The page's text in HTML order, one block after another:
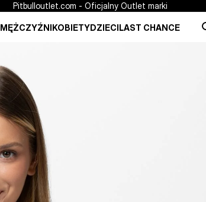
Pitbulloutlet.com - Oficjalny Outlet marki
MĘŻCZYŹNIKOBIETYDZIECILAST CHANCE